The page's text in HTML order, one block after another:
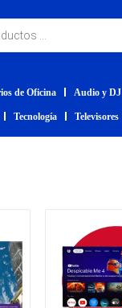
de Oficina Audio y DJ
Tecnología Televisores